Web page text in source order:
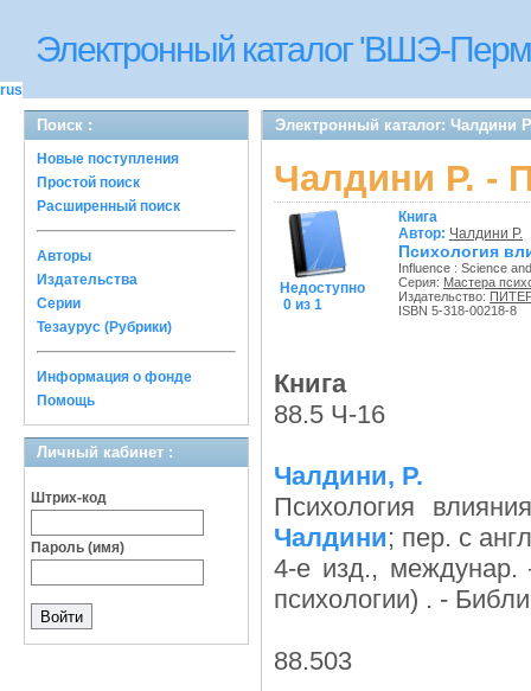
Электронный каталог 'ВШЭ-
rus
Поиск :
Новые поступления
Простой поиск
Расширенный поиск
Авторы
Издательства
Серии
Тезаурус (Рубрики)
Информация о фонде
Помощь
Личный кабинет :
Штрих-код
Пароль (имя)
Электронный каталог: Чалдини
Чалдини Р. -
Недоступно
0 из 1
Книга
Автор: Чалдини Р.
Психология
Influence : Science
Серия: Мастера
Издательство: ПИТЕР
ISBN 5-318-00218-8
Книга
88.5 Ч-16
Чалдини, Р.
Психология
Чалдини; пер. с
4-е изд.,
психологии) . -
88.503